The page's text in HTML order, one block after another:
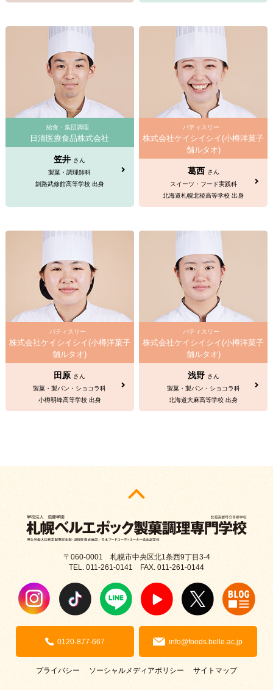
給食・集団調理
日清医療食品株式会社
笠井 さん
製菓・調理師科
釧路武修館高等学校 出身
パティスリー
株式会社ケイシイシイ(小樽洋菓子
舗ルタオ)
葛西 さん
スイーツ・フード実践科
北海道札幌北稜高等学校 出身
パティスリー
株式会社ケイシイシイ(小樽洋菓子
舗ルタオ)
田原 さん
製菓・製パン・ショコラ科
小樽明峰高等学校 出身
パティスリー
株式会社ケイシイシイ(小樽洋菓子
舗ルタオ)
浅野 さん
製菓・製パン・ショコラ科
北海道大麻高等学校 出身
〒060-0001 札幌市中央区北1条西9丁目3-4
TEL. 011-261-0141 FAX. 011-261-0144
0120-877-667 info@foods.belle.ac.jp
プライバシー ソーシャルメディアポリシー サイトマップ